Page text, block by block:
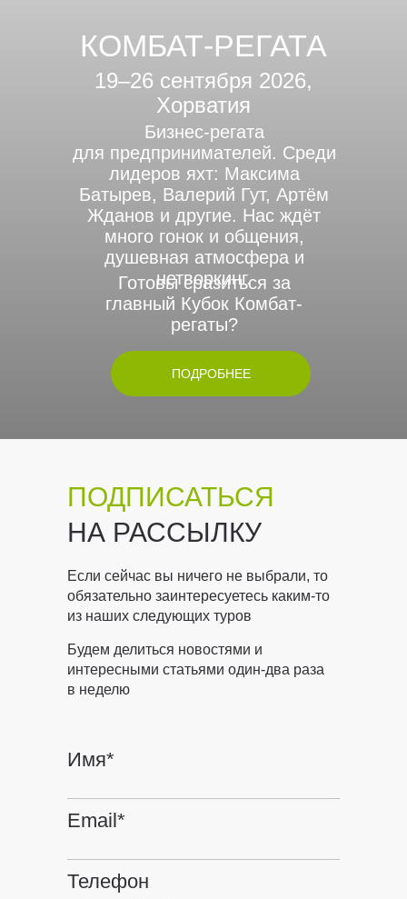
КОМБАТ-РЕГАТА
19–26 сентября 2026,
Хорватия
Бизнес-регата
для предпринимателей. Среди
лидеров яхт: Максима
Батырев, Валерий Гут, Артём
Жданов и другие. Нас ждёт
много гонок и общения,
душевная атмосфера и
нетворкинг.
Готовы сразиться за
главный Кубок Комбат-
регаты?
ПОДРОБНЕЕ
ПОДПИСАТЬСЯ
НА РАССЫЛКУ
Если сейчас вы ничего не выбрали, то
обязательно заинтересуетесь каким-то
из наших следующих туров
Имя*
Email*
Телефон
Будем делиться новостями и
интересными статьями один-два раза
в неделю